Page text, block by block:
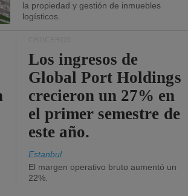
la propiedad y gestión de inmuebles
logísticos.
Los ingresos de
Global Port Holdings
crecieron un 27% en
el primer semestre de
este año.
Estanbul
El margen operativo bruto aumentó un
22%.